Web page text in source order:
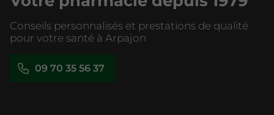
Conseils personnalisés et prestations de qualité
pour votre santé à Arpajon
09 70 35 56 37